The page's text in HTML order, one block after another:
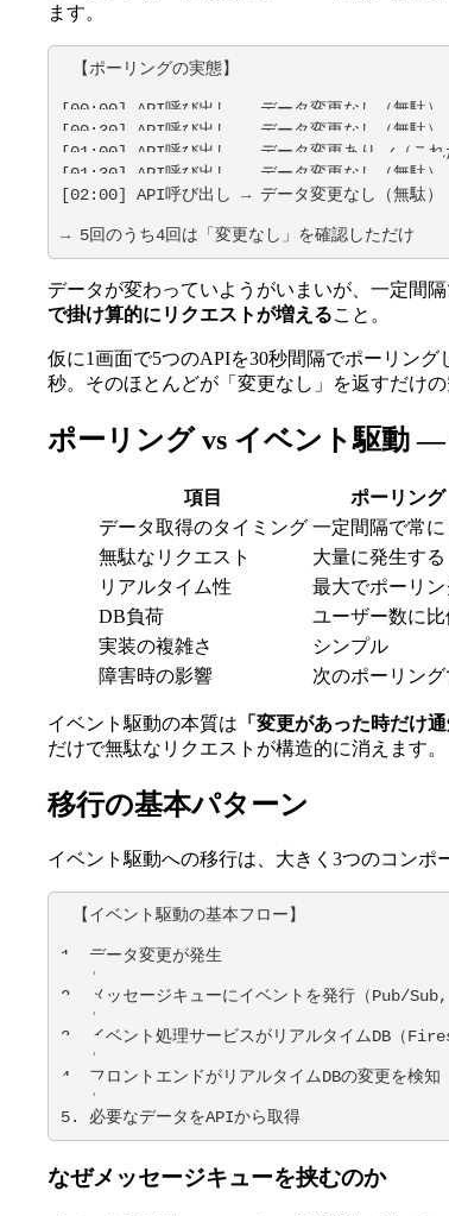
ます。
【ポーリングの実態】
[00:00] API呼び出し → データ変更なし（無駄）
[00:30] API呼び出し → データ変更なし（無駄）
[01:00] API呼び出し → データ変更あり ✓（これ
[01:30] API呼び出し → データ変更なし（無駄）
[02:00] API呼び出し → データ変更なし（無駄）
→ 5回のうち4回は「変更なし」を確認しただけ
データが変わっていようがいまいが、一定間
で掛け算的にリクエストが増えること。
仮に1画面で5つのAPIを30秒間隔でポーリング
秒。そのほとんどが「変更なし」を返すだけの
ポーリング vs イベント駆動
項目 ポーリング
データ取得のタイミング 一定間隔で常に
無駄なリクエスト
大量に発生する
リアルタイム性
最大でポーリ
DB負荷
ユーザー数に
実装の複雑さ
シンプル
障害時の影響
次のポーリン
イベント駆動の本質は 「変更があった時だけ通
だけで無駄なリクエストが構造的に消えます。
移行の基本パターン
イベント駆動への移行は、大きく3つのコンポ
【イベント駆動の基本フロー】
1. データ変更が発生
2. メッセージキューにイベントを発行（Pub/Sub,
3. イベント処理サービスがリアルタイムDB（
4. フロントエンドがリアルタイムDBの変更を検知
5. 必要なデータをAPIから取得
なぜメッセージキューを挟むのか